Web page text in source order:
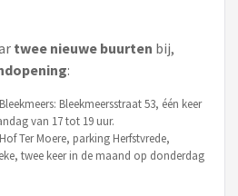
twee nieuwe buurten bij,
:
Bleekmeersstraat 53, één keer
van 17 tot 19 uur.
Ter Moere, parking Herfstvrede,
twee keer in de maand op donderdag